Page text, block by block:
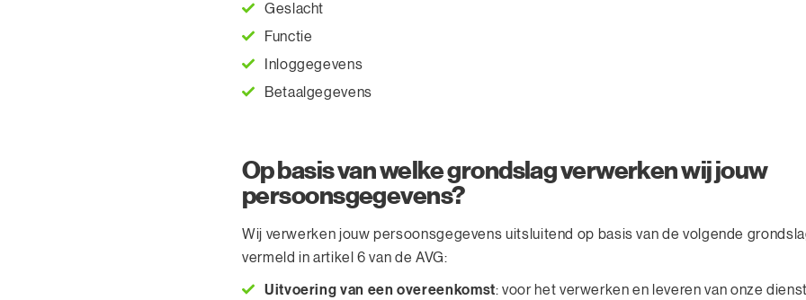
Geslacht
Functie
Inloggegevens
Betaalgegevens
Op basis van welke grondslag verwerken wij jouw
persoonsgegevens?
Wij verwerken jouw persoonsgegevens uitsluitend op basis van de volgende
vermeld in artikel 6 van de AVG:
Uitvoering van een overeenkomst: voor het verwerken en leveren van onze